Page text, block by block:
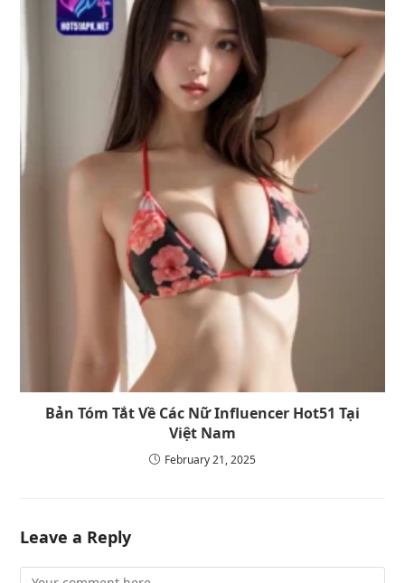
Bản Tóm Tắt Về Các Nữ Influencer Hot51 Tại
Việt Nam
February 21, 2025
Leave a Reply